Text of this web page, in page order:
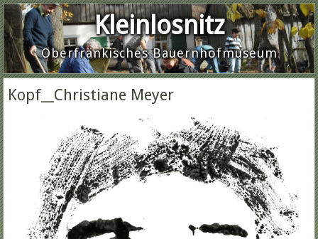
Kleinlosnitz
Oberfränkisches Bauernhofmuseum
Kopf__Christiane Meyer